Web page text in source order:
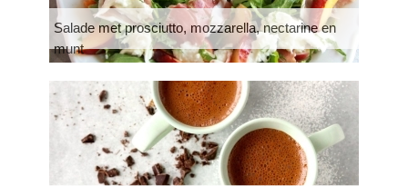
Salade met prosciutto, mozzarella, nectarine en
munt